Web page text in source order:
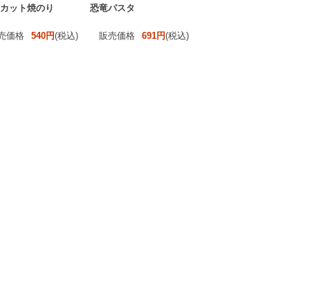
ット焼のり
価格 540円(税込)
恐竜パスタ
販売価格 691円(税込)